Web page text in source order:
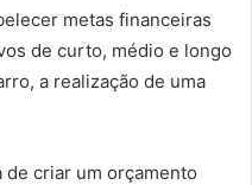
metas financeiras
de curto, médio e longo
a realização de uma
de criar um orçamento